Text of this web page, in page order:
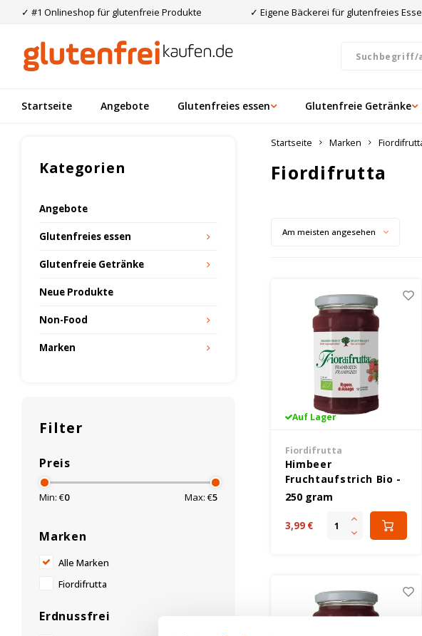
✓ #1 Onlineshop für glutenfreie Produkte ✓ Eigene Bäckerei für glutenfreies
Startseite Angebote Glutenfreies essen Glutenfreie Getränke
Kategorien
Angebote
Glutenfreies essen
Glutenfreie Getränke
Neue Produkte
Non-Food
Marken
Filter
Preis
Min: €0 Max: €5
Marken
Alle Marken
Fiordifrutta
Erdnussfrei
Startseite Marken
Fiordifrutta
Am meisten angesehen
Auf Lager
Fiordifrutta
Himbeer
Fruchtaufstrich Bio -
Glutenfrei
250 gram
3,99 €